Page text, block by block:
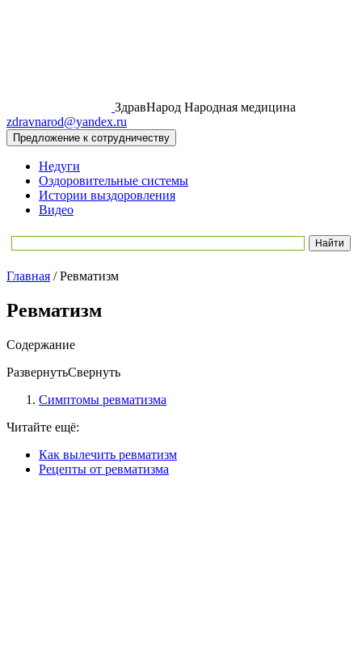
ЗдравНарод Народная медицина
zdravnarod@yandex.ru
Предложение к сотрудничеству
Недуги
Оздоровительные системы
Истории выздоровления
Видео
Главная /Ревматизм
Ревматизм
Содержание
РазвернутьСвернуть
Симптомы ревматизма
Читайте ещё:
Как вылечить ревматизм
Рецепты от ревматизма